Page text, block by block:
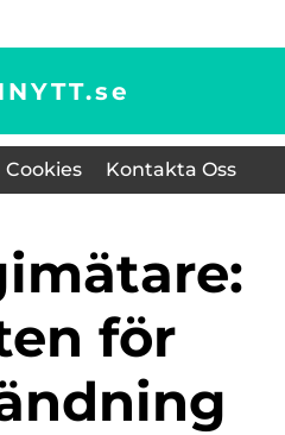
se
Cookies Kontakta Oss
för